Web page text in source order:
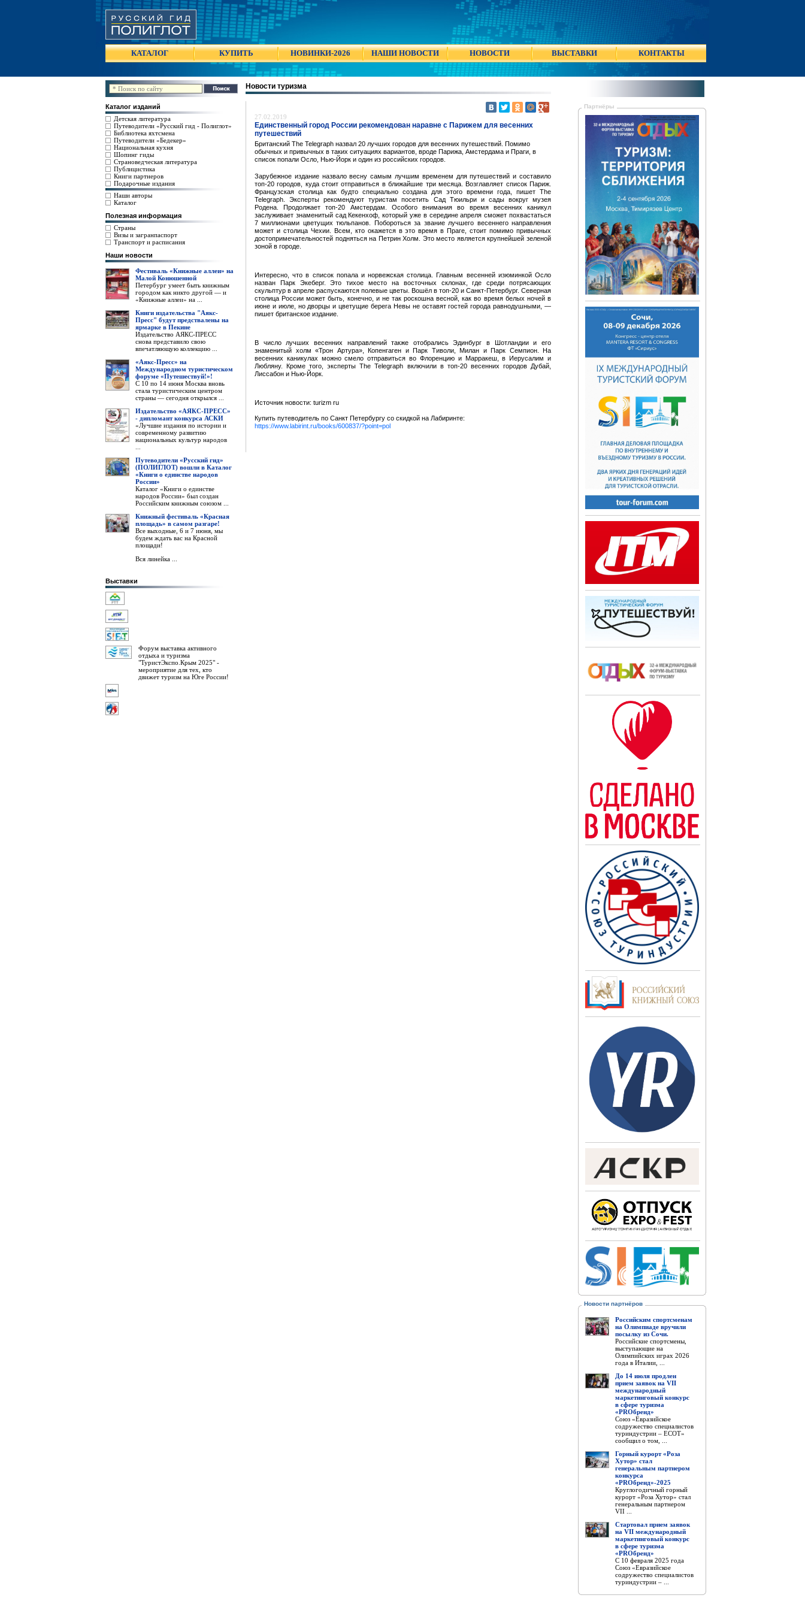
КАТАЛОГ КУПИТЬ НОВИНКИ-2026 НАШИ НОВОСТИ НОВОСТИ ВЫСТАВКИ КОНТАКТЫ
Каталог изданий
Детская литература
Путеводители «Русский гид - Полиглот»
Библиотека яхтсмена
Путеводители «Бедекер»
Национальная кухня
Шопинг гиды
Страноведческая литература
Публицистика
Книги партнеров
Подарочные издания
Наши авторы
Каталог
Полезная информация
Страны
Визы и загранпаспорт
Транспорт и расписания
Наши новости
Фестиваль «Книжные аллеи» на
Малой Конюшенной
Петербург умеет быть книжным
городом как никто другой — и
«Книжные аллеи» на ...
Книги издательства "Аякс-
Пресс" будут предствалены на
ярмарке в Пекине
Издательство АЯКС-ПРЕСС
снова представило свою
впечатляющую коллекцию ...
«Аякс-Пресс» на
Международном туристическом
форуме «Путешествуй!»!
С 10 по 14 июня Москва вновь
стала туристическим центром
страны — сегодня открылся ...
Издательство «АЯКС-ПРЕСС»
- дипломант конкурса АСКИ
«Лучшие издания по истории и
современному развитию
национальных культур народов
Путеводители «Русский гид»
(ПОЛИГЛОТ) вошли в Каталог
«Книги о единстве народов
России»
Каталог «Книги о единстве
народов России» был создан
Российским книжным союзом ...
Книжный фестиваль «Красная
площадь» в самом разгаре!
Все выходные, 6 и 7 июня, мы
будем ждать вас на Красной
площади!
Вся линейка ...
Выставки
Форум выставка активного
отдыха и туризма
"ТуристЭкспо.Крым 2025" -
мероприятие для тех, кто
движет туризм на Юге России!
Новости туризма
27.02.2019
Единственный город России рекомендован наравне с Парижем для весенних
путешествий
Британский The Telegraph назвал 20 лучших городов для весенних путешествий. Помимо
обычных и привычных в таких ситуациях вариантов, вроде Парижа, Амстердама и Праги, в
список попали Осло, Нью-Йорк и один из российских городов.
Зарубежное издание назвало весну самым лучшим временем для путешествий и составило
топ-20 городов, куда стоит отправиться в ближайшие три месяца. Возглавляет список Париж.
Французская столица как будто специально создана для этого времени года, пишет The
Telegraph. Эксперты рекомендуют туристам посетить Сад Тюильри и сады вокруг музея
Родена. Продолжает топ-20 Амстердам. Особого внимания во время весенних каникул
заслуживает знаменитый сад Кекенхоф, который уже в середине апреля сможет похвастаться
7 миллионами цветущих тюльпанов. Побороться за звание лучшего весеннего направления
может и столица Чехии. Всем, кто окажется в это время в Праге, стоит помимо привычных
достопримечательностей подняться на Петрин Холм. Это место является крупнейшей зеленой
зоной в городе.
Интересно, что в список попала и норвежская столица. Главным весенней изюминкой Осло
назван Парк Экеберг. Это тихое место на восточных склонах, где среди потрясающих
скульптур в апреле распускаются полевые цветы. Вошёл в топ-20 и Санкт-Петербург. Северная
столица России может быть, конечно, и не так роскошна весной, как во время белых ночей в
июне и июле, но дворцы и цветущие берега Невы не оставят гостей города равнодушными, —
пишет британское издание.
В число лучших весенних направлений также отобрались Эдинбург в Шотландии и его
знаменитый холм «Трон Артура», Копенгаген и Парк Тиволи, Милан и Парк Семпион. На
весенних каникулах можно смело отправиться во Флоренцию и Марракеш, в Иерусалим и
Любляну. Кроме того, эксперты The Telegraph включили в топ-20 весенних городов Дубай,
Лиссабон и Нью-Йорк.
Источник новости: turizm ru
Купить путеводитель по Санкт Петербургу со скидкой на Лабиринте:
https://www.labirint.ru/books/600837/?point=pol
Партнёры
Новости партнёров
Российским спортсменам
на Олимпиаде вручили
посылку из Сочи.
Российские спортсмены,
выступающие на
Олимпийских играх 2026
года в Италии, ...
До 14 июля продлен
прием заявок на VII
международный
маркетинговый конкурс
в сфере туризма
«PROбренд»
Союз «Евразийское
содружество специалистов
туриндустрии – ЕСОТ»
сообщил о том, ...
Горный курорт «Роза
Хутор» стал
генеральным партнером
конкурса
«PROбренд»-2025
Круглогодичный горный
курорт «Роза Хутор» стал
генеральным партнером
VII ...
Стартовал прием заявок
на VII международный
маркетинговый конкурс
в сфере туризма
«PROбренд»
С 10 февраля 2025 года
Союз «Евразийское
содружество специалистов
туриндустрии – ...